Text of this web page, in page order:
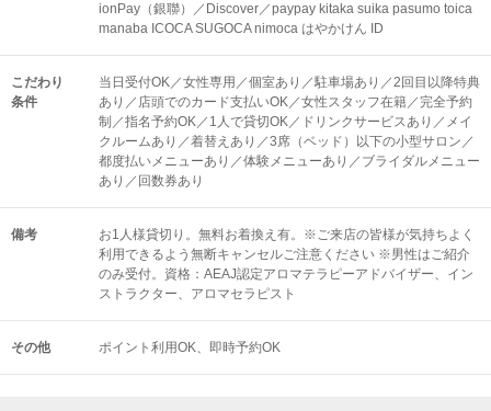
ionPay（銀聯）／Discover／paypay kitaka suika pasumo toica
manaba ICOCA SUGOCA nimoca はやかけん ID
こだわり
条件
当日受付OK／女性専用／個室あり／駐車場あり／2回目以降特典
あり／店頭でのカード支払いOK／女性スタッフ在籍／完全予約
制／指名予約OK／1人で貸切OK／ドリンクサービスあり／メイ
クルームあり／着替えあり／3席（ベッド）以下の小型サロン／
都度払いメニューあり／体験メニューあり／ブライダルメニュー
あり／回数券あり
備考
お1人様貸切り。無料お着換え有。※ご来店の皆様が気持ちよく
利用できるよう無断キャンセルご注意ください ※男性はご紹介
のみ受付。資格：AEAJ認定アロマテラピーアドバイザー、イン
ストラクター、アロマセラピスト
その他 ポイント利用OK 即時予約OK